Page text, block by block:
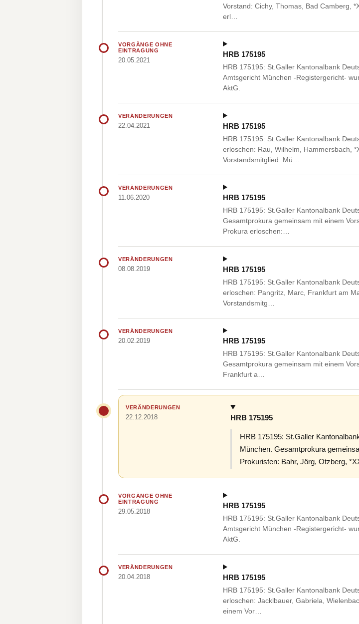
Vorstand: Cichy, Thomas, Bad Camberg,
erl…
VORGÄNGE OHNE
EINTRAGUNG
20.05.2021
HRB 175195
HRB 175195: St.Galler Kantonalbank
Amtsgericht München -Registergericht-
AktG.
VERÄNDERUNGEN
22.04.2021 HRB 175195
HRB 175195: St.Galler Kantonalbank
erloschen: Rau, Wilhelm, Hammersbach,
Vorstandsmitglied: Mü…
VERÄNDERUNGEN
11.06.2020 HRB 175195
HRB 175195: St.Galler Kantonalbank
Gesamtprokura gemeinsam mit einem
Prokura erloschen:…
VERÄNDERUNGEN
08.08.2019 HRB 175195
HRB 175195: St.Galler Kantonalbank
erloschen: Pangritz, Marc, Frankfurt am
Vorstandsmitg…
VERÄNDERUNGEN
20.02.2019 HRB 175195
HRB 175195: St.Galler Kantonalbank
Gesamtprokura gemeinsam mit einem
Frankfurt a…
VERÄNDERUNGEN
22.12.2018 HRB 175195
HRB 175195: St.Galler
München. Gesamtprokura
Prokuristen: Bahr, Jörg, Otzberg,
VORGÄNGE OHNE
EINTRAGUNG
29.05.2018
HRB 175195
HRB 175195: St.Galler Kantonalbank
Amtsgericht München -Registergericht-
AktG.
VERÄNDERUNGEN
20.04.2018 HRB 175195
HRB 175195: St.Galler Kantonalbank
erloschen: Jacklbauer, Gabriela,
einem Vor…